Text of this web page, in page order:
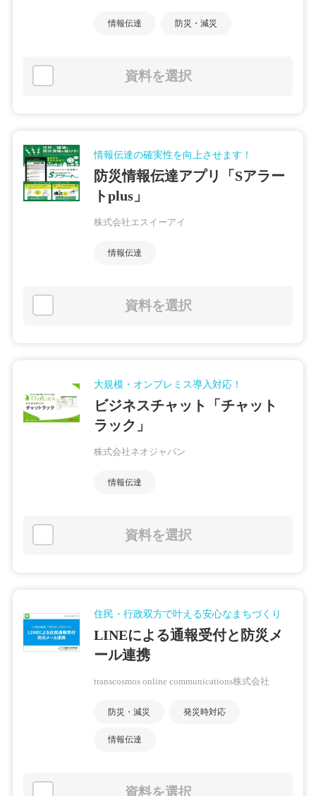
情報伝達 防災・減災
資料を選択
情報伝達の確実性を向上させます！
防災情報伝達アプリ「Sアラー
トplus」
株式会社エスイーアイ
情報伝達
資料を選択
大規模・オンプレミス導入対応！
ビジネスチャット「チャット
ラック」
株式会社ネオジャパン
情報伝達
資料を選択
住民・行政双方で叶える安心なまちづくり
LINEによる通報受付と防災メ
ール連携
transcosmos online communications株式会社
防災・減災 発災時対応
情報伝達
資料を選択